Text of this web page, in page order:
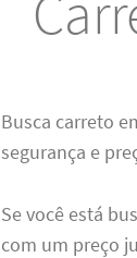
Busca carreto
segurança e
Se você está
com um preço